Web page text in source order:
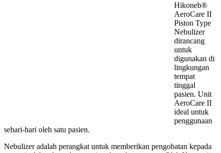
Hikoneb®
AeroCare II
Piston Type
Nebulizer
dirancang
untuk
digunakan di
lingkungan
tempat
tinggal
pasien. Unit
AeroCare II
ideal untuk
penggunaan
sehari-hari oleh satu pasien.
Nebulizer adalah perangkat untuk memberikan pengobatan kepada